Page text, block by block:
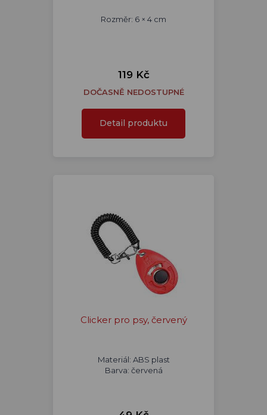
Rozměr: 6 × 4 cm
119 Kč
DOČASNĚ NEDOSTUPNÉ
Detail produktu
Clicker pro psy, červený
Materiál: ABS plast
Barva: červená